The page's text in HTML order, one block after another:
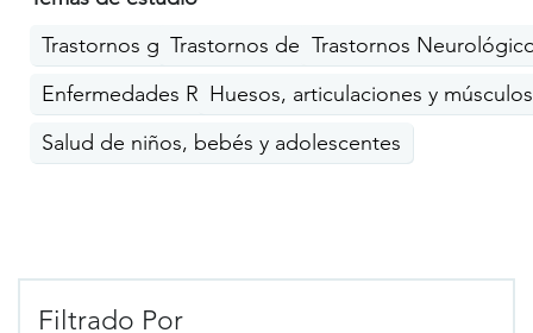
Trastornos genéticosTrastornos del movimiento
Trastornos
Enfermedades RarasHuesos, articulaciones y músculos
Salud de niños, bebés y adolescentes
Filtrado Por